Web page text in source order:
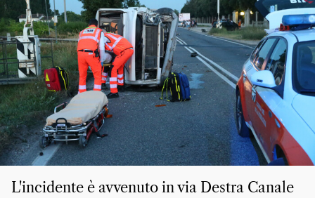
L'incidente è avvenuto in via Destra Canale